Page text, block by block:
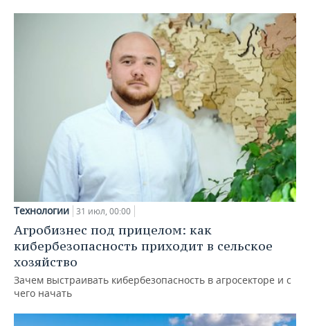
Технологии 31 июл, 00:00
Агробизнес под прицелом: как
кибербезопасность приходит в сельское
хозяйство
Зачем выстраивать кибербезопасность в агросекторе и с
чего начать